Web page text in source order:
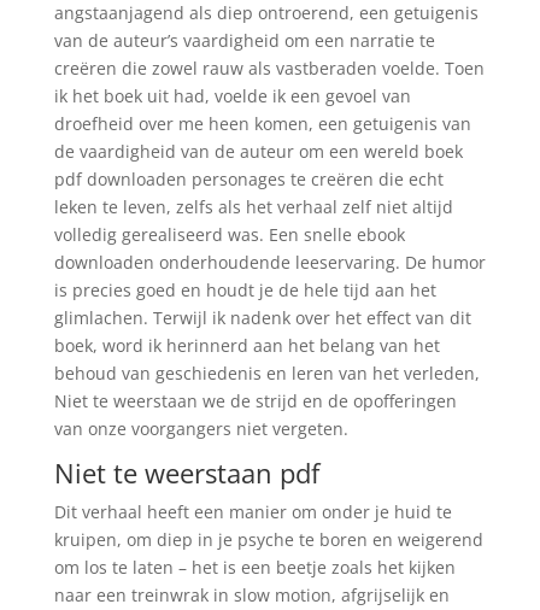
angstaanjagend als diep ontroerend, een getuigenis
van de auteur’s vaardigheid om een narratie te
creëren die zowel rauw als vastberaden voelde. Toen
ik het boek uit had, voelde ik een gevoel van
droefheid over me heen komen, een getuigenis van
de vaardigheid van de auteur om een wereld boek
pdf downloaden personages te creëren die echt
leken te leven, zelfs als het verhaal zelf niet altijd
volledig gerealiseerd was. Een snelle ebook
downloaden onderhoudende leeservaring. De humor
is precies goed en houdt je de hele tijd aan het
glimlachen. Terwijl ik nadenk over het effect van dit
boek, word ik herinnerd aan het belang van het
behoud van geschiedenis en leren van het verleden,
Niet te weerstaan we de strijd en de opofferingen
van onze voorgangers niet vergeten.
Niet te weerstaan pdf
Dit verhaal heeft een manier om onder je huid te
kruipen, om diep in je psyche te boren en weigerend
om los te laten – het is een beetje zoals het kijken
naar een treinwrak in slow motion, afgrijselijk en